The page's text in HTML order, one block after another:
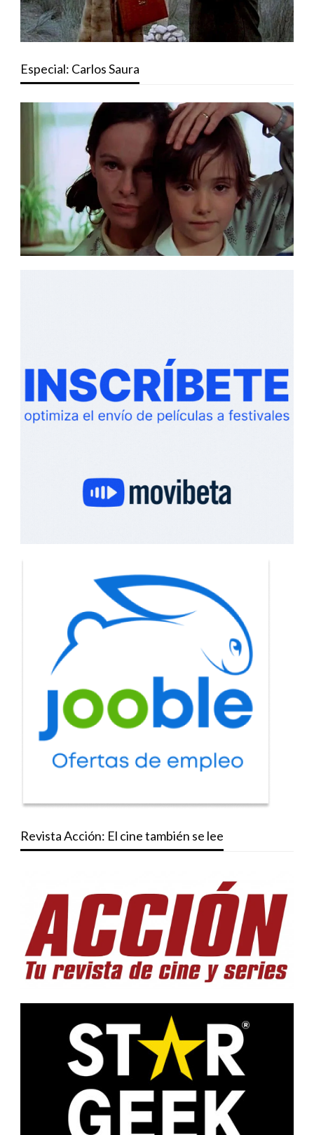
Especial: Carlos Saura
Revista Acción: El cine también se lee